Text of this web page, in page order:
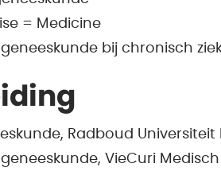
= Medicine
bij chronisch
Radboud Universiteit
VieCuri